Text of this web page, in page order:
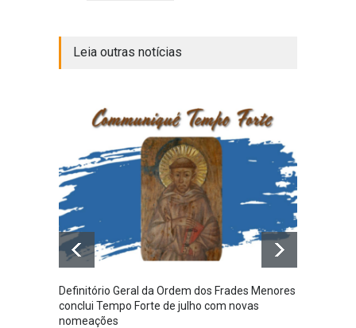
Leia outras notícias
Definitório Geral da Ordem dos Frades Menores
conclui Tempo Forte de julho com novas
nomeações